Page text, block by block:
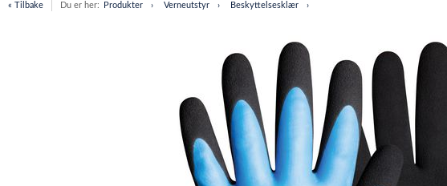
« Tilbake Du er her: Produkter Verneutstyr Beskyttelsesklær